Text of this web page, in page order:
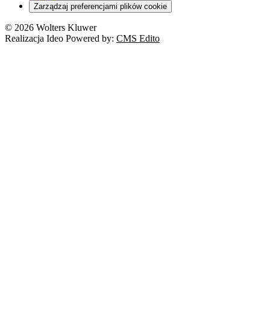
Zarządzaj preferencjami plików cookie
© 2026 Wolters Kluwer
Realizacja Ideo Powered by: CMS Edito